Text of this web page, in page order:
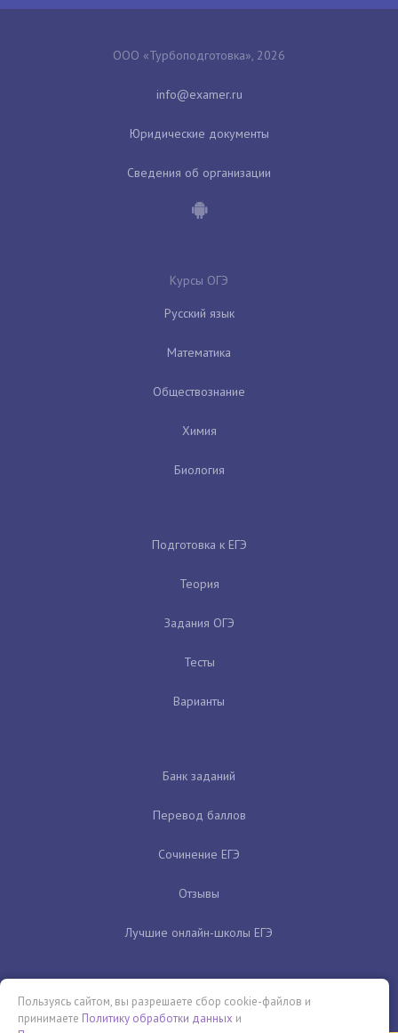
ООО «Турбоподготовка», 2026
Юридические документы
Сведения об организации
Курсы ОГЭ
Русский язык
Математика
Обществознание
Химия
Биология
Подготовка к ЕГЭ
Теория
Задания ОГЭ
Тесты
Варианты
Банк заданий
Перевод баллов
Сочинение ЕГЭ
Отзывы
Лучшие онлайн-школы ЕГЭ
Пользуясь сайтом, вы разрешаете сбор cookie-файлов и
принимаете Политику обработки данных и